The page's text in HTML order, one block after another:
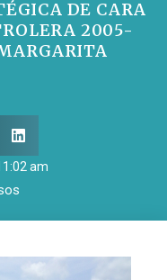
DE CARA
2005-
am